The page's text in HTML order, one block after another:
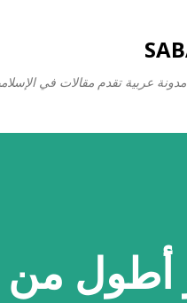
عربية تقدم مقالات في
من